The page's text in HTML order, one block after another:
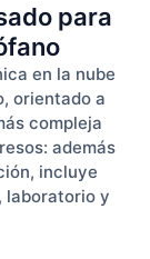
para
en la nube
orientado a
compleja
además
incluye
laboratorio y